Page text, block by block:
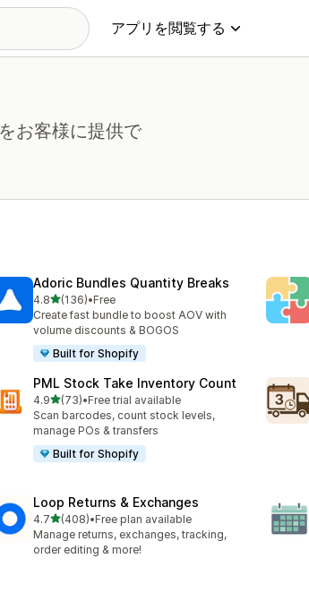
アプリを閲覧する
お客様に提供で
Adoric Bundles Quantity Breaks
4.85つ星中
(136)
合計レビュー数：136件
•Free
Create fast bundle to boost AOV with
volume discounts & BOGOS
Built for Shopify
PML Stock Take Inventory Count
4.95つ星中
(73)
合計レビュー数：73件
•Free trial available
Scan barcodes, count stock levels,
manage POs & transfers
Built for Shopify
Loop Returns & Exchanges
4.75つ星中
(408)
合計レビュー数：408件
•Free plan available
Manage returns, exchanges, tracking,
order editing & more!